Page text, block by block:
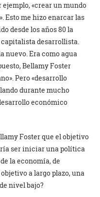
«crear un mundo
Esto me hizo enarcar las
desde los años 80 la
capitalista desarrollista.
nuevo. Era como agua
Bellamy Foster
Pero «desarrollo
durante mucho
económico
Foster que el objetivo
ser iniciar una política
la economía, de
a largo plazo, una
nivel bajo?